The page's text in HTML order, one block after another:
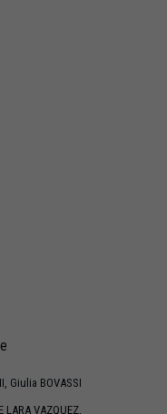
, Giulia BOVASSI
LARA VAZQUEZ,